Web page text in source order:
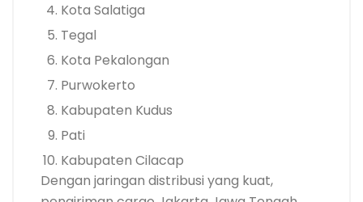
Kota Salatiga
Tegal
Kota Pekalongan
Purwokerto
Kabupaten Kudus
Pati
Kabupaten Cilacap
Dengan jaringan distribusi yang kuat,